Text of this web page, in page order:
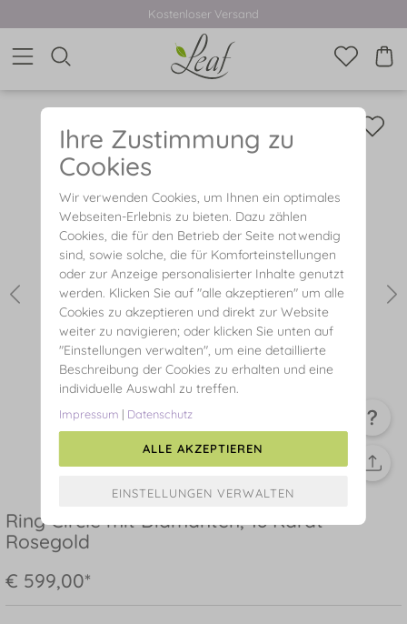
Kostenloser Versand
Ring Circle mit Diamanten, 18 Karat
Rosegold
€ 599,00*
Ihre Zustimmung zu
Cookies
Wir verwenden Cookies, um Ihnen ein optimales
Webseiten-Erlebnis zu bieten. Dazu zählen
Cookies, die für den Betrieb der Seite notwendig
sind, sowie solche, die für Komforteinstellungen
oder zur Anzeige personalisierter Inhalte genutzt
werden. Klicken Sie auf "alle akzeptieren" um alle
Cookies zu akzeptieren und direkt zur Website
weiter zu navigieren; oder klicken Sie unten auf
"Einstellungen verwalten", um eine detaillierte
Beschreibung der Cookies zu erhalten und eine
individuelle Auswahl zu treffen.
Impressum | Datenschutz
ALLE AKZEPTIEREN